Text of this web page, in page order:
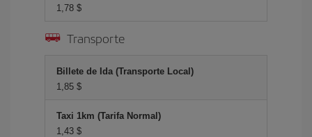
1,78 $
Transporte
Billete de Ida (Transporte Local)
1,85 $
Taxi 1km (Tarifa Normal)
1,43 $